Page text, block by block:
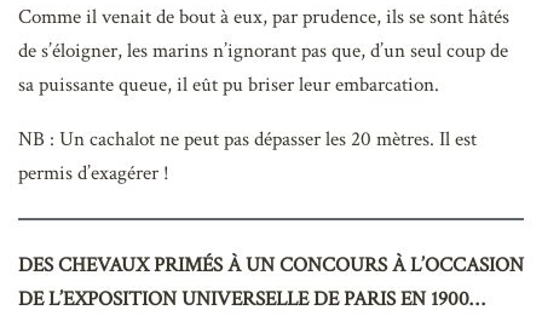
Comme il venait de bout à eux, par prudence, ils se sont hâtés
de s’éloigner, les marins n’ignorant pas que, d’un seul coup de
sa puissante queue, il eût pu briser leur embarcation.
NB : Un cachalot ne peut pas dépasser les 20 mètres. Il est
permis d’exagérer !
DES CHEVAUX PRIMÉS À UN CONCOURS À L’OCCASION
DE L’EXPOSITION UNIVERSELLE DE PARIS EN 1900…